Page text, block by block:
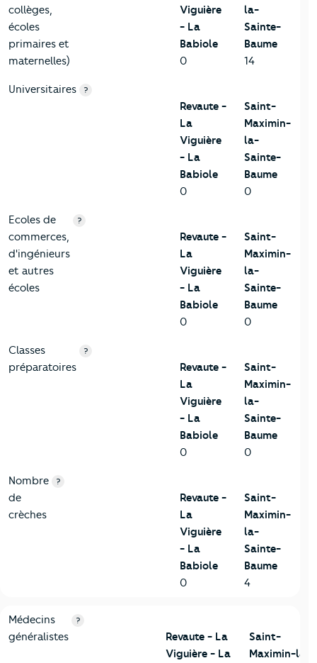
collèges,
écoles
primaires et
maternelles)
Viguière
- La
Babiole
0
la-
Sainte-
Baume
14
Universitaires ?
Revaute -
La
Viguière
- La
Babiole
0
Saint-
Maximin-
la-
Sainte-
Baume
0
Ecoles de
commerces,
d'ingénieurs
et autres
écoles
?
Revaute -
La
Viguière
- La
Babiole
0
Saint-
Maximin-
la-
Sainte-
Baume
0
Classes
préparatoires
?
Revaute -
La
Viguière
- La
Babiole
0
Saint-
Maximin-
la-
Sainte-
Baume
0
Nombre
de
crèches
?
Revaute -
La
Viguière
- La
Babiole
0
Saint-
Maximin-
la-
Sainte-
Baume
4
5-Commerces
Critères Revaute - La Viguière - La Babiole
Médecins
généralistes
?
Revaute - La
Viguière - La
Saint-
Maximin-la-